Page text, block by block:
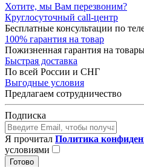
Хотите, мы Вам перезвоним?
Круглосуточный call-центр
Бесплатные консультации по
100% гарантия на товар
Пожизненная гарантия на
Быстрая доставка
По всей России и СНГ
Выгодные условия
Предлагаем сотрудничество
Подписка
Я прочитал Политика
условиями
Готово